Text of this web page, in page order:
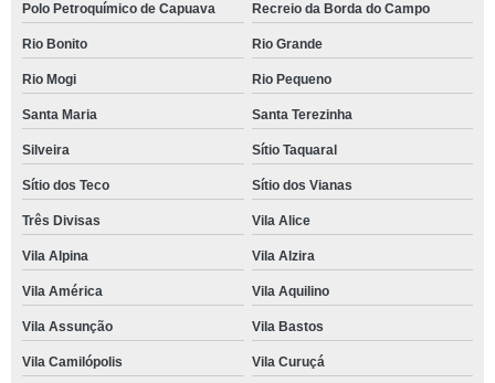
Polo Petroquímico de Capuava Recreio da Borda do Campo
Rio Bonito Rio Grande
Rio Mogi Rio Pequeno
Santa Maria Santa Terezinha
Silveira Sítio Taquaral
Sítio dos Teco Sítio dos Vianas
Três Divisas Vila Alice
Vila Alpina Vila Alzira
Vila América Vila Aquilino
Vila Assunção Vila Bastos
Vila Camilópolis Vila Curuçá